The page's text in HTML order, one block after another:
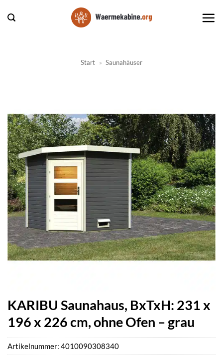
Inhalt
Start » Saunahäuser
KARIBU Saunahaus, BxTxH: 231 x
196 x 226 cm, ohne Ofen – grau
Artikelnummer: 4010090308340